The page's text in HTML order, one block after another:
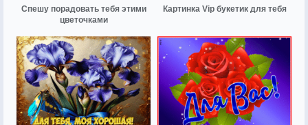
Спешу порадовать тебя этими
цветочками
Картинка Vip букетик для тебя